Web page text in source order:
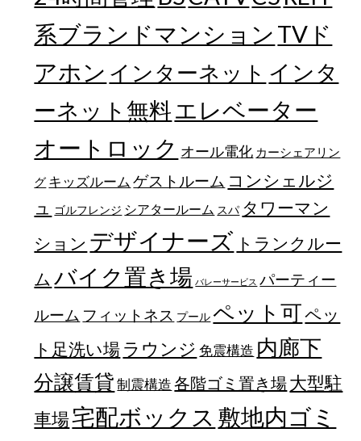
系ブランドマンション TVド
アホン インターネット インタ
ーネット無料エレベーター
オートロック オール電化 カーシェアリン
グ キッズルーム ゲストルーム コンシェルジ
ュ
ゴルフレンジ シアタールーム スパ タワーマン
ション デザイナーズ トランクルー
ム バイク置き場 バレーサービス パーティー
ルーム フィットネス プール ペット可ペッ
ト足洗い場 ラウンジ 免震構造 内廊下
分譲賃貸 制震構造 各階ゴミ置き場大型駐
車場宅配ボックス 敷地内ゴミ